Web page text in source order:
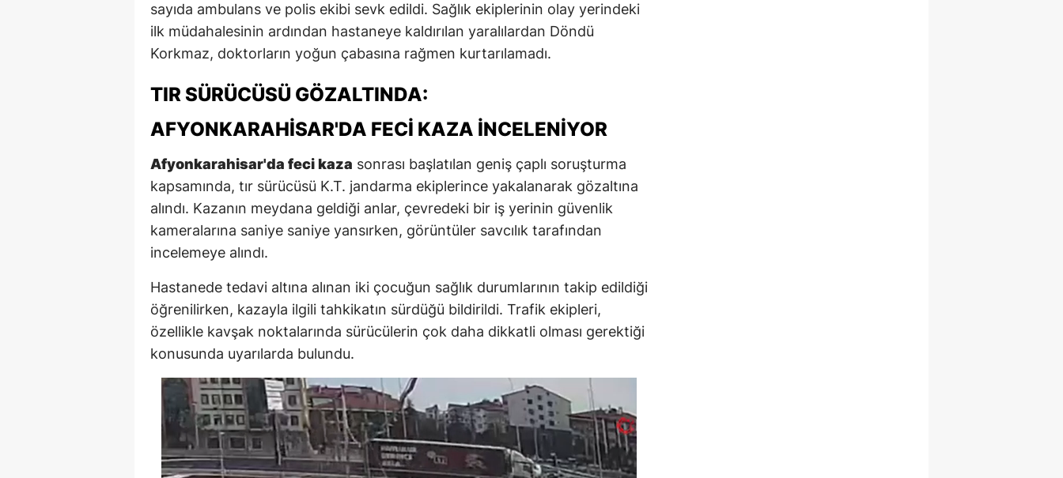
sayıda ambulans ve polis ekibi sevk edildi. Sağlık ekiplerinin olay yerindeki
ilk müdahalesinin ardından hastaneye kaldırılan yaralılardan Döndü
Korkmaz, doktorların yoğun çabasına rağmen kurtarılamadı.
TIR SÜRÜCÜSÜ GÖZALTINDA:
AFYONKARAHISAR'DA FECI KAZA İNCELENIYOR
Afyonkarahisar'da feci kaza sonrası başlatılan geniş çaplı soruşturma
kapsamında, tır sürücüsü K.T. jandarma ekiplerince yakalanarak gözaltına
alındı. Kazanın meydana geldiği anlar, çevredeki bir iş yerinin güvenlik
kameralarına saniye saniye yansırken, görüntüler savcılık tarafından
incelemeye alındı.
Hastanede tedavi altına alınan iki çocuğun sağlık durumlarının takip edildiği
öğrenilirken, kazayla ilgili tahkikatın sürdüğü bildirildi. Trafik ekipleri,
özellikle kavşak noktalarında sürücülerin çok daha dikkatli olması gerektiği
konusunda uyarılarda bulundu.